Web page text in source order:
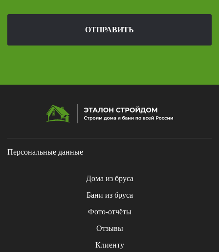
ОТПРАВИТЬ
Персональные данные
Дома из бруса
Бани из бруса
Фото-отчёты
Отзывы
Клиенту